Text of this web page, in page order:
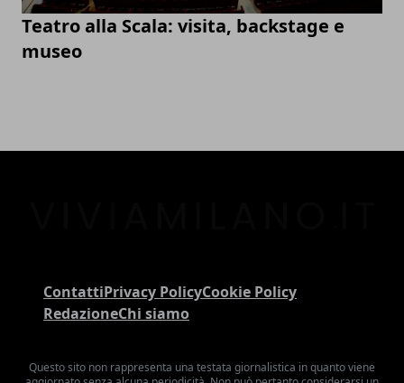
Teatro alla Scala: visita, backstage e
museo
ContattiPrivacy PolicyCookie Policy
RedazioneChi siamo
Questo sito non rappresenta una testata giornalistica in quanto viene